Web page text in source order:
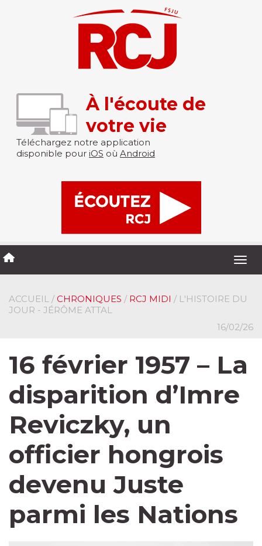
À l'écoute de
votre vie
Téléchargez notre application
disponible pour iOS où Android
ACCUEIL / CHRONIQUES / RCJ MIDI / L'HISTOIRE DU
JOUR - JÉRÔME ATTAL
16/02/26
16 février 1957 – La
disparition d’Imre
Reviczky, un
officier hongrois
devenu Juste
parmi les Nations